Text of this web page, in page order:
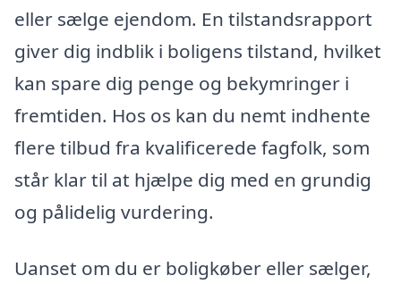
eller sælge ejendom. En tilstandsrapport
giver dig indblik i boligens tilstand, hvilket
kan spare dig penge og bekymringer i
fremtiden. Hos os kan du nemt indhente
flere tilbud fra kvalificerede fagfolk, som
står klar til at hjælpe dig med en grundig
og pålidelig vurdering.
Uanset om du er boligkøber eller sælger,